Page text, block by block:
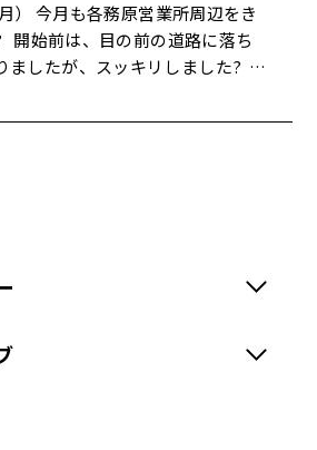
） 今月も各務原営業所周辺をき
ましたが、スッキリしました?